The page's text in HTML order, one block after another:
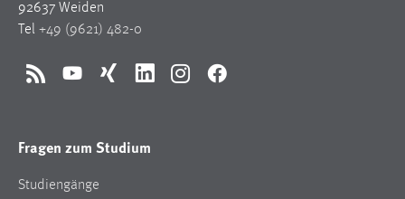
92637 Weiden
Tel +49 (9621) 482-0
RSS YouTubeXing LinkedInInstagramFacebook
Fragen zum Studium
Studiengänge